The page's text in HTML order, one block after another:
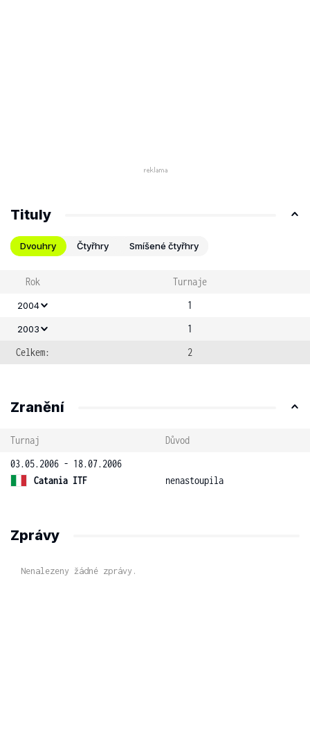
Tituly
Dvouhry Čtyřhry Smíšené čtyřhry
Rok Turnaje
2004 1
2003
1
Celkem:
2
Zranění
Turnaj
Důvod
03.05.2006 - 18.07.2006
Catania ITF
nenastoupila
Zprávy
Nenalezeny žádné zprávy.